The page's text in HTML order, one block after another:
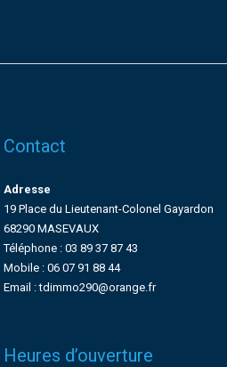
Contact
Adresse
19 Place du Lieutenant-Colonel Gayardon
68290 MASEVAUX
Téléphone : 03 89 37 87 43
Mobile : 06 07 91 88 44
Email : tdimmo290@orange.fr
Heures d’ouverture